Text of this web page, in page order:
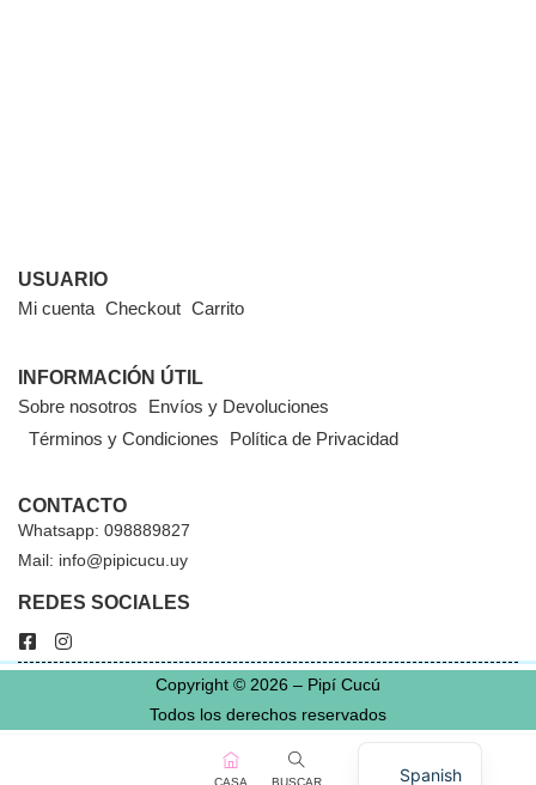
USUARIO
Mi cuenta Checkout Carrito
INFORMACIÓN ÚTIL
Sobre nosotros
Envíos y Devoluciones
Términos y Condiciones
Política de Privacidad
CONTACTO
Whatsapp: 098889827
Mail: info@pipicucu.uy
REDES SOCIALES
Copyright © 2026 – Pipí Cucú
Todos los derechos reservados
CASA BUSCAR Spanish